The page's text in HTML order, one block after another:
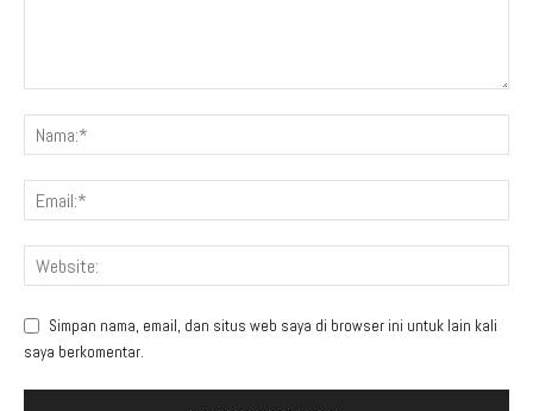
Simpan nama, email, dan situs web saya di browser ini untuk lain kali
saya berkomentar.